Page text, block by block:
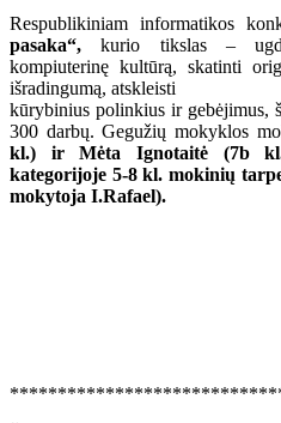
Respublikiniam informatikos
pasaka“, kurio tikslas –
kompiuterinę kultūrą, skatinti
išradingumą, atskleisti
kūrybinius polinkius ir gebėjimus,
300 darbų. Gegužių mokyklos
kl.) ir Mėta Ignotaitė (7b
kategorijoje 5-8 kl. mokinių
mokytoja I.Rafael).